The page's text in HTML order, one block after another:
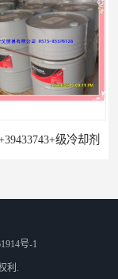
级冷却剂
号-1
利.